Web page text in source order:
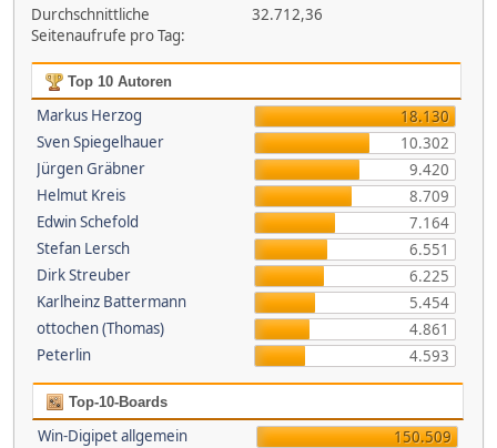
Durchschnittliche
Seitenaufrufe pro Tag:
32.712,36
Top 10 Autoren
Markus Herzog
18.130
Sven Spiegelhauer
10.302
Jürgen Gräbner
9.420
Helmut Kreis
8.709
Edwin Schefold
7.164
Stefan Lersch
6.551
Dirk Streuber
6.225
Karlheinz Battermann
5.454
ottochen (Thomas)
4.861
Peterlin
4.593
Top-10-Boards
Win-Digipet allgemein
150.509